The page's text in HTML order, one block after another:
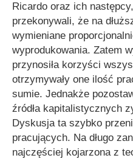
Ricardo oraz ich
przekonywali, że na
wymieniane
wyprodukowania. Zatem
przynosiła korzyści
otrzymywały one ilość
sumie. Jednakże
źródła kapitalistycznych
Dyskusja ta szybko
pracujących. Na długo
najczęściej kojarzona z